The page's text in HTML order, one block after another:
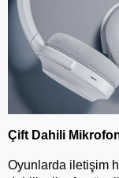
Çift Dahili
Oyunlarda iletişim